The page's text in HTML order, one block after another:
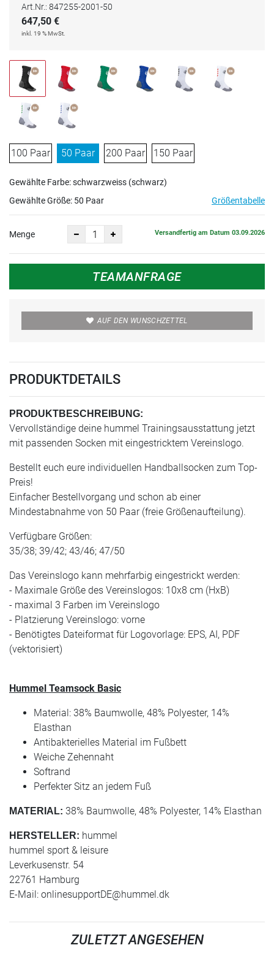
Art.Nr.: 847255-2001-50
647,50 €
inkl. 19 % MwSt.
100 Paar 50 Paar 200 Paar 150 Paar
Gewählte Farbe: schwarzweiss (schwarz)
Gewählte Größe: 50 Paar Größentabelle
Menge Versandfertig am Datum 03.09.2026
TEAMANFRAGE
AUF DEN WUNSCHZETTEL
PRODUKTDETAILS
PRODUKTBESCHREIBUNG:
Vervollständige deine hummel Trainingsausstattung jetzt
mit passenden Socken mit eingestricktem Vereinslogo.
Bestellt euch eure individuellen Handballsocken zum Top-
Preis!
Einfacher Bestellvorgang und schon ab einer
Mindestabnahme von 50 Paar (freie Größenaufteilung).
Verfügbare Größen:
35/38; 39/42; 43/46; 47/50
Das Vereinslogo kann mehrfarbig eingestrickt werden:
- Maximale Größe des Vereinslogos: 10x8 cm (HxB)
- maximal 3 Farben im Vereinslogo
- Platzierung Vereinslogo: vorne
- Benötigtes Dateiformat für Logovorlage: EPS, AI, PDF
(vektorisiert)
Hummel Teamsock Basic
Material: 38% Baumwolle, 48% Polyester, 14%
Elasthan
Antibakterielles Material im Fußbett
Weiche Zehennaht
Softrand
Perfekter Sitz an jedem Fuß
MATERIAL: 38% Baumwolle, 48% Polyester, 14% Elasthan
HERSTELLER: hummel
hummel sport & leisure
Leverkusenstr. 54
22761 Hamburg
E-Mail: onlinesupportDE@hummel.dk
ZULETZT ANGESEHEN